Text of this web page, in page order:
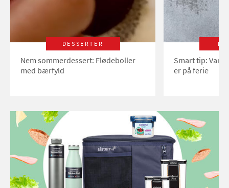
DESSERTER
Nem sommerdessert: Flødeboller
med bærfyld
Smart tip:
er på ferie